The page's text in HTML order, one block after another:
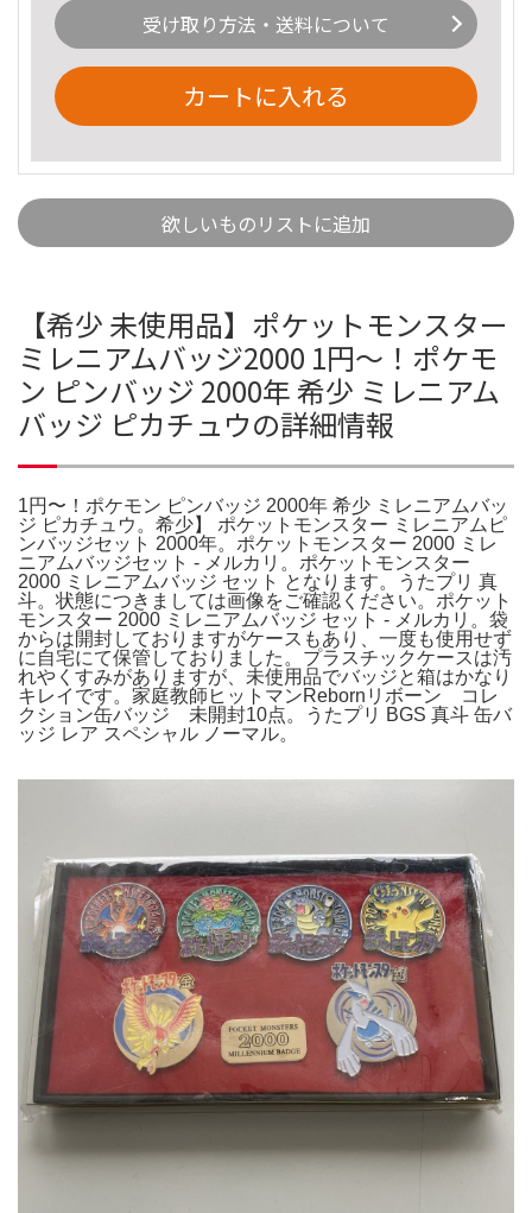
受け取り方法・送料について
カートに入れる
欲しいものリストに追加
【希少 未使用品】ポケットモンスター
ミレニアムバッジ2000 1円〜！ポケモ
ン ピンバッジ 2000年 希少 ミレニアム
バッジ ピカチュウの詳細情報
1円〜！ポケモン ピンバッジ 2000年 希少 ミレニアムバッ
ジ ピカチュウ。希少】 ポケットモンスター ミレニアムピ
ンバッジセット 2000年。ポケットモンスター 2000 ミレ
ニアムバッジセット - メルカリ。ポケットモンスター
2000 ミレニアムバッジ セット となります。うたプリ 真
斗。状態につきましては画像をご確認ください。ポケット
モンスター 2000 ミレニアムバッジ セット - メルカリ。袋
からは開封しておりますがケースもあり、一度も使用せず
に自宅にて保管しておりました。プラスチックケースは汚
れやくすみがありますが、未使用品でバッジと箱はかなり
キレイです。家庭教師ヒットマンRebornリボーン コレ
クション缶バッジ 未開封10点。うたプリ BGS 真斗 缶バ
ッジ レア スペシャル ノーマル。